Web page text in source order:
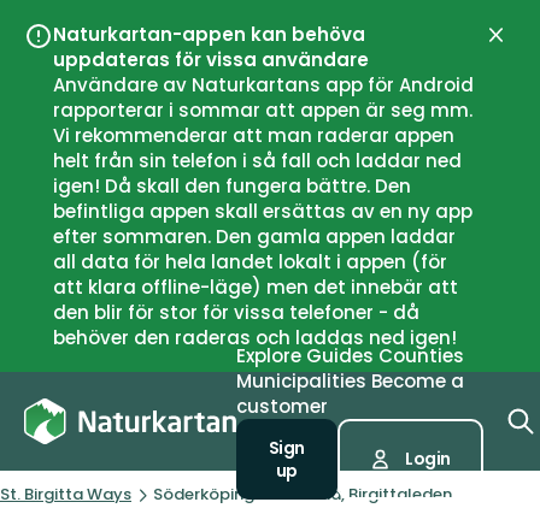
Naturkartan-appen kan behöva
uppdateras för vissa användare
Användare av Naturkartans app för Android
rapporterar i sommar att appen är seg mm.
Vi rekommenderar att man raderar appen
helt från sin telefon i så fall och laddar ned
igen! Då skall den fungera bättre. Den
befintliga appen skall ersättas av en ny app
efter sommaren. Den gamla appen laddar
all data för hela landet lokalt i appen (för
att klara offline-läge) men det innebär att
den blir för stor för vissa telefoner - då
behöver den raderas och laddas ned igen!
Close
Explore Guides Counties
Municipalities Become a
customer
Sign
up
Login
St. Birgitta Ways Söderköping-Vadstena, Birgittaleden